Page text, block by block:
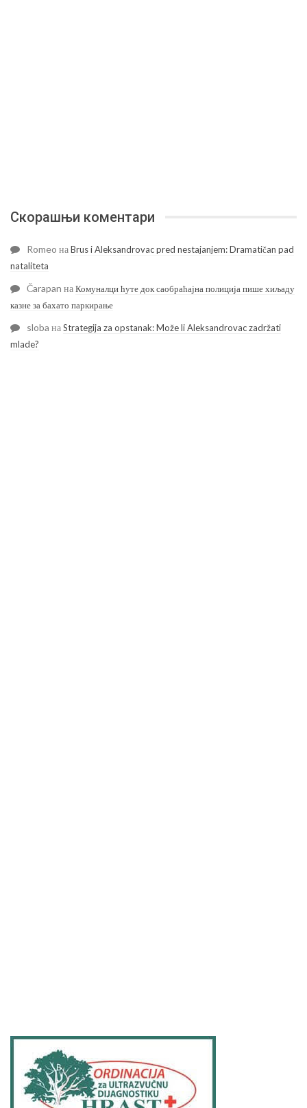
Скорашњи коментари
Romeo наBrus i Aleksandrovac pred nestajanjem: Dramatičan pad
nataliteta
Čarapan наКомуналци ћуте док саобраћајна полиција пише хиљаду
казне за бахато паркирање
sloba наStrategija za opstanak: Može li Aleksandrovac zadržati
mlade?